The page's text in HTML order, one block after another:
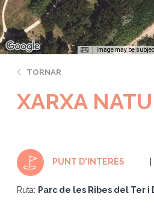
Image may be
TORNAR
XARXA
PUNT D'INTERÈS
Ruta: Parc de les Ribes del Ter i